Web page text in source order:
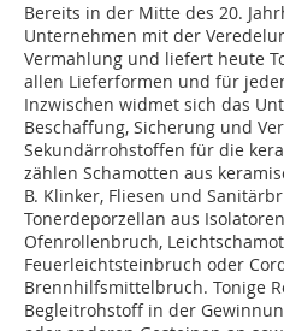
Bereits in der Mitte des 20.
Unternehmen mit der
Vermahlung und liefert heute
allen Lieferformen und für
Inzwischen widmet sich das
Beschaffung, Sicherung und
Sekundärrohstoffen für die
zählen Schamotten aus
B. Klinker, Fliesen und
Tonerdeporzellan aus
Ofenrollenbruch,
Feuerleichtsteinbruch oder
Brennhilfsmittelbruch. Tonige
Begleitrohstoff in der